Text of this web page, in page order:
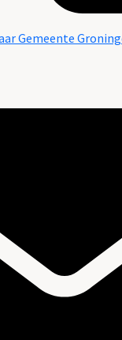
Gemeente